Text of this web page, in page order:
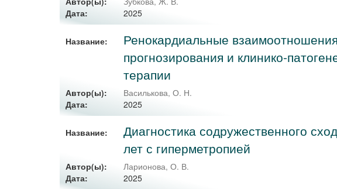
Дата:
2025
Название:
Ренокардиальные
прогнозирования и клинико-
терапии
Автор(ы):
Василькова, О. Н.
Дата:
2025
Название:
Диагностика содружественного
лет с гиперметропией
Автор(ы):
Ларионова, О. В.
Дата:
2025